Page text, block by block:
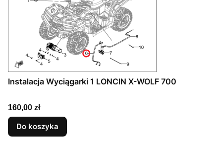
Instalacja Wyciągarki 1 LONCIN X-WOLF 700
Cena
160,00 zł
Do koszyka